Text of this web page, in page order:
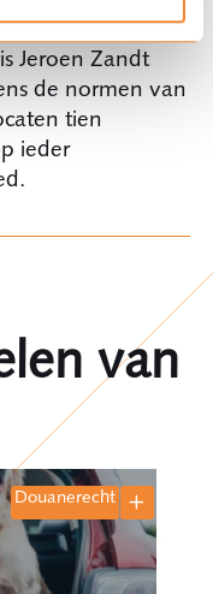
procesrecht
Jeroen Zandt
de normen van
tien
ieder
van
douanerecht